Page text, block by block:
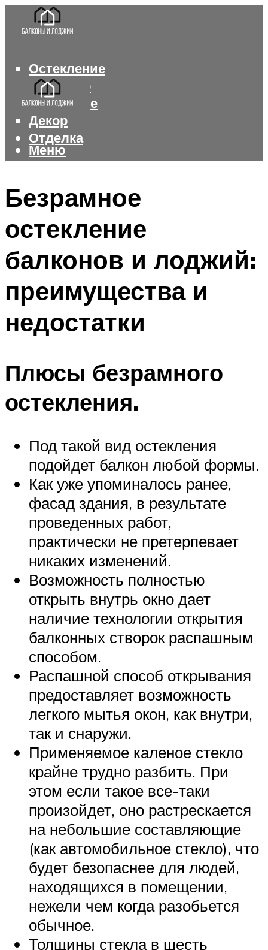
Остекление
Интерьер
Утепление
Декор
Отделка
Меню
Безрамное
остекление
балконов и лоджий:
преимущества и
недостатки
Плюсы безрамного
остекления.
Под такой вид остекления
подойдет балкон любой формы.
Как уже упоминалось ранее,
фасад здания, в результате
проведенных работ,
практически не претерпевает
никаких изменений.
Возможность полностью
открыть внутрь окно дает
наличие технологии открытия
балконных створок распашным
способом.
Распашной способ открывания
предоставляет возможность
легкого мытья окон, как внутри,
так и снаружи.
Применяемое каленое стекло
крайне трудно разбить. При
этом если такое все-таки
произойдет, оно растрескается
на небольшие составляющие
(как автомобильное стекло), что
будет безопаснее для людей,
находящихся в помещении,
нежели чем когда разобьется
обычное.
Толщины стекла в шесть